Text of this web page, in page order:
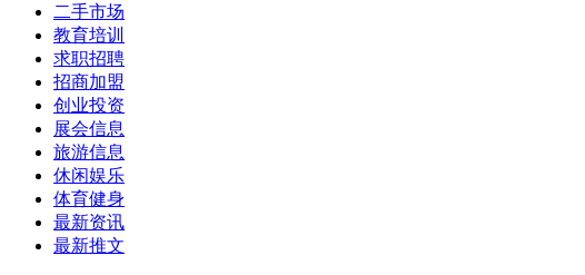
二手市场
教育培训
求职招聘
招商加盟
创业投资
展会信息
旅游信息
休闲娱乐
体育健身
最新资讯
最新推文